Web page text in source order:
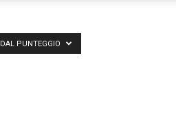
DAL PUNTEGGIO